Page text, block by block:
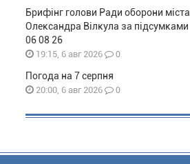
Брифінг голови Ради оборони міста
Олександра Вілкула за підсумками
06 08 26
19:15, 6 авг 2026 0
Погода на 7 серпня
20:00, 6 авг 2026 0